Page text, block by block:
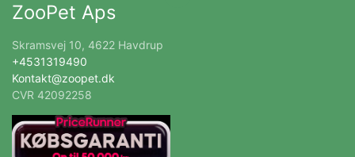
ZooPet Aps
Skramsvej 10, 4622 Havdrup
+4531319490
Kontakt@zoopet.dk
CVR 42092258